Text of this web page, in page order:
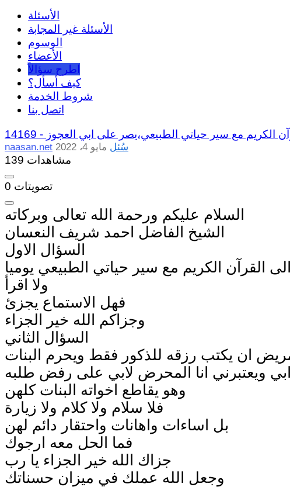
الأسئلة
الأسئلة غير المجابة
الوسوم
الأعضاء
اطرح سؤالاً
كيف أسأل؟
شروط الخدمة
اتصل بنا
14169 - الكريم مع سير حياتي الطبيعي،يصر على ابي العجوز
naasan.net سُئل مايو 4، 2022
139 مشاهدات
0 تصويتات
السلام عليكم ورحمة الله تعالى وبركاته
الشيخ الفاضل احمد شريف النعسان
السؤال الاول
الى القرآن الكريم مع سير حياتي الطبيعي يوميا
ولا اقرأ
فهل الاستماع يجزئ
وجزاكم الله خير الجزاء
السؤال الثاني
ان يكتب رزقه للذكور فقط ويحرم البنات
ويعتبرني انا المحرض لابي على رفض طلبه
وهو يقاطع اخواته البنات كلهن
فلا سلام ولا كلام ولا زيارة
بل اساءات واهانات واحتقار دائم لهن
فما الحل معه ارجوك
جزاك الله خير الجزاء يا رب
وجعل الله عملك في ميزان حسناتك